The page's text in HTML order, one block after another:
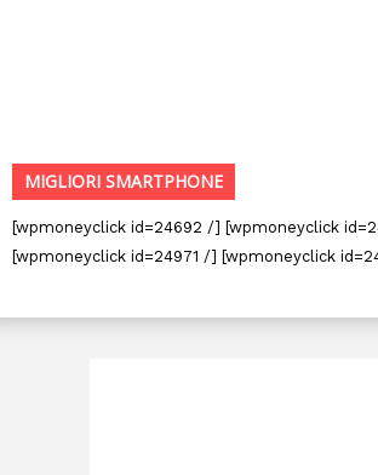
MIGLIORI SMARTPHONE
[wpmoneyclick id=24692 /] [wpmoneyclick
[wpmoneyclick id=24971 /] [wpmoneyclick